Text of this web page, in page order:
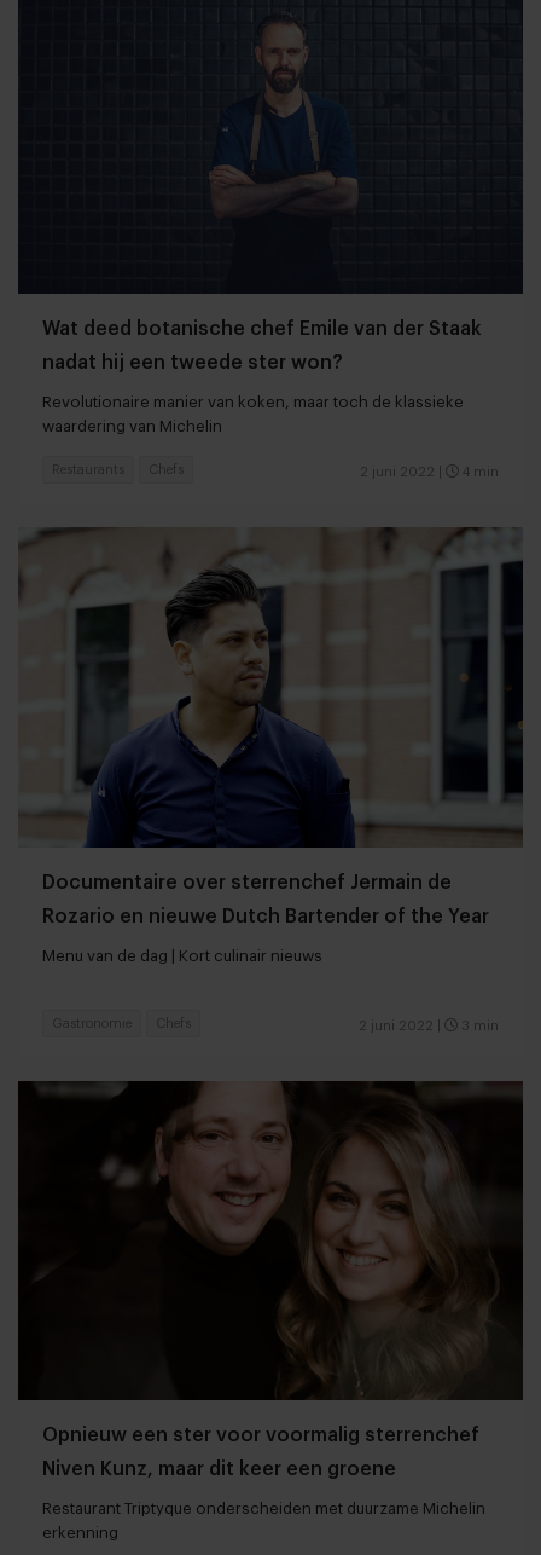
Wat deed botanische chef Emile van der Staak
nadat hij een tweede ster won?
Revolutionaire manier van koken, maar toch de klassieke
waardering van Michelin
2 juni 2022 4 min
Restaurants Chefs
Documentaire over sterrenchef Jermain de
Rozario en nieuwe Dutch Bartender of the Year
Menu van de dag | Kort culinair nieuws
2 juni 2022 3 min
Gastronomie Chefs
Opnieuw een ster voor voormalig sterrenchef
Niven Kunz, maar dit keer een groene
Restaurant Triptyque onderscheiden met duurzame Michelin
erkenning